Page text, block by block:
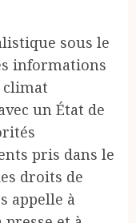
sous le
informations
climat
un État de
pris dans le
droits de
appelle à